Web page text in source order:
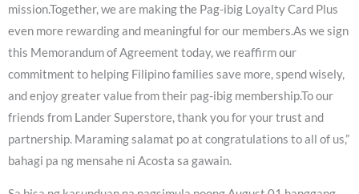
mission.Together, we are making the Pag-ibig Loyalty Card Plus
even more rewarding and meaningful for our members.As we sign
this Memorandum of Agreement today, we reaffirm our
commitment to helping Filipino families save more, spend wisely,
and enjoy greater value from their pag-ibig membership.To our
friends from Lander Superstore, thank you for your trust and
partnership. Maraming salamat po at congratulations to all of us,”
bahagi pa ng mensahe ni Acosta sa gawain.